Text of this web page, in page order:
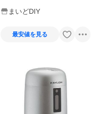
まいどDIY
最安値を見る